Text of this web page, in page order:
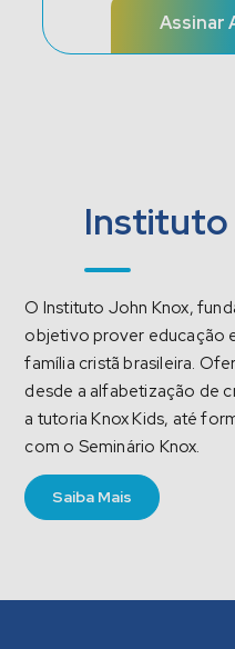
Assinar
Instituto
O Instituto John Knox,
objetivo prover educação
família cristã brasileira.
desde a alfabetização de
a tutoria Knox Kids, até
com o Seminário Knox.
Saiba Mais